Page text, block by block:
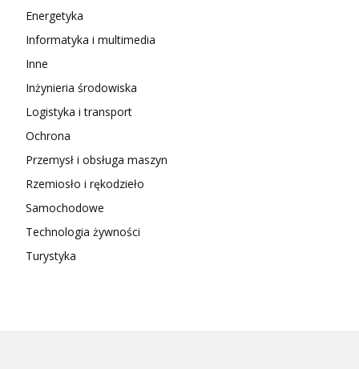
Energetyka
Informatyka i multimedia
Inne
Inżynieria środowiska
Logistyka i transport
Ochrona
Przemysł i obsługa maszyn
Rzemiosło i rękodzieło
Samochodowe
Technologia żywności
Turystyka